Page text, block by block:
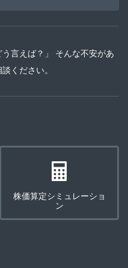
言えば？」 そんな不安があ
ください。
株価算定シミュレーショ
ン